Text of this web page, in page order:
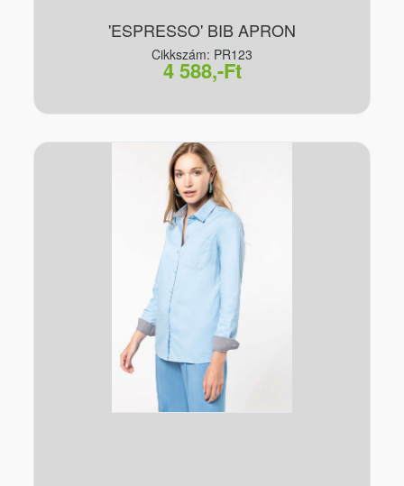
'ESPRESSO' BIB APRON
Cikkszám: PR123
4 588,-Ft